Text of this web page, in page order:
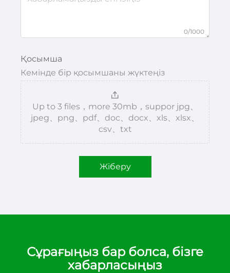
0/1000
Қосымша
Кемінде бір қосымшаны жүктеңіз
Up to 3 files，more 30mb，suppor jpg、
jpeg、png、pdf、doc、docx、xls、xlsx、
csv、txt
Жіберу
Сұрағыңыз бар болса, бізге
хабарласыңыз